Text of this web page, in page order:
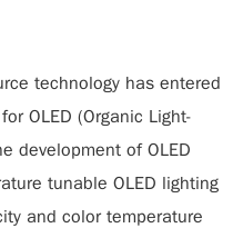
technology has entered
OLED (Organic Light-
development of OLED
tunable OLED lighting
and color temperature